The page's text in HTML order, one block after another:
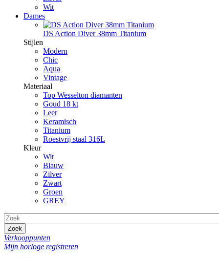
Wit
Dames
DS Action Diver 38mm Titanium
Stijlen
Modern
Chic
Aqua
Vintage
Materiaal
Top Wesselton diamanten
Goud 18 kt
Leer
Keramisch
Titanium
Roestvrij staal 316L
Kleur
Wit
Blauw
Zilver
Zwart
Groen
GREY
Zoek
Verkooppunten
Mijn horloge registreren